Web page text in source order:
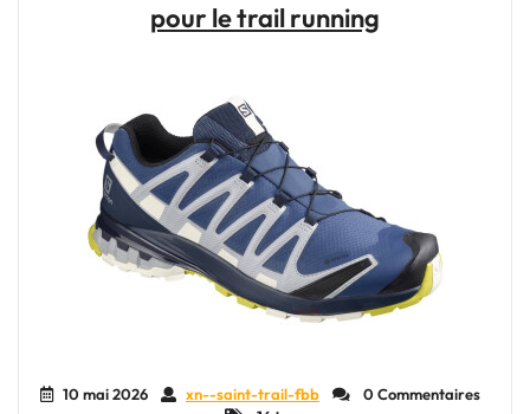
pour le trail running
10 mai 2026 xn--saint-trail-fbb
0 Commentaires